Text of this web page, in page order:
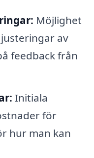
Möjlighet
av
feedback från
Initiala
för
hur man kan